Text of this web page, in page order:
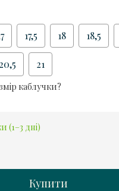
17,5 18 18,5
20,5 21
каблучки?
(1–3 дні)
Купити